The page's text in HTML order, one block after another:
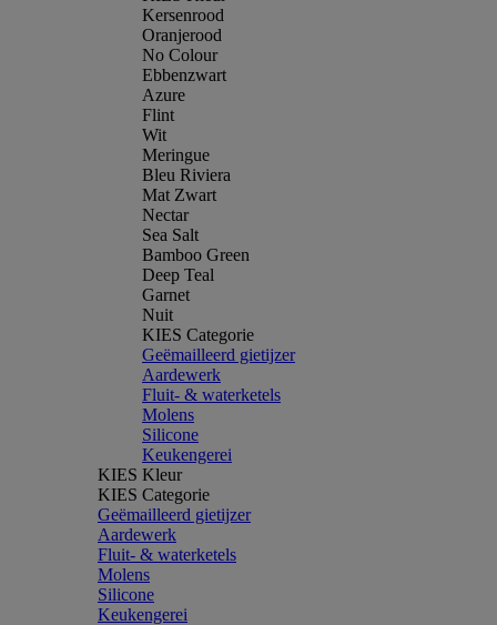
Kersenrood
Oranjerood
No Colour
Ebbenzwart
Azure
Flint
Wit
Meringue
Bleu Riviera
Mat Zwart
Nectar
Sea Salt
Bamboo Green
Deep Teal
Garnet
Nuit
KIES Categorie
Geëmailleerd gietijzer
Aardewerk
Fluit- & waterketels
Molens
Silicone
Keukengerei
KIES Kleur
KIES Categorie
Geëmailleerd gietijzer
Aardewerk
Fluit- & waterketels
Molens
Silicone
Keukengerei